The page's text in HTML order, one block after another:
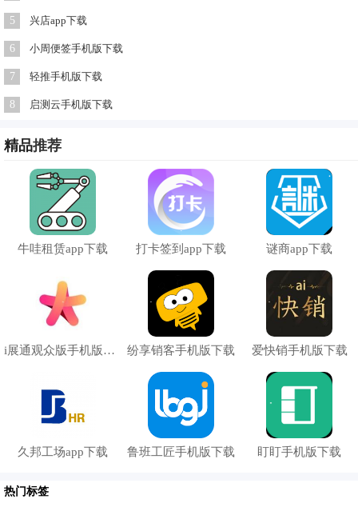
修改部分bug
密码登录功能
相关热点：
5 兴店app下载
6 小周便签手机版下载
7 轻推手机版下载
8 启测云手机版下载
精品推荐
牛哇租赁app下载 打卡签到app下载 谜商app下载
i展通观众版手机版下载 纷享销客手机版下载 爱快销手机版下载
久邦工场app下载 鲁班工匠手机版下载 盯盯手机版下载
热门标签